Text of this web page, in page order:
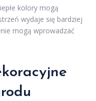
kolory mogą
wydaje się bardziej
mogą wprowadzać